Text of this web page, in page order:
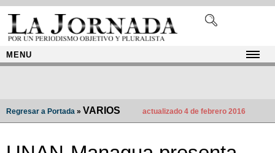
MENU
Regresar a Portada » VARIOS actualizado 4 de febrero 2016